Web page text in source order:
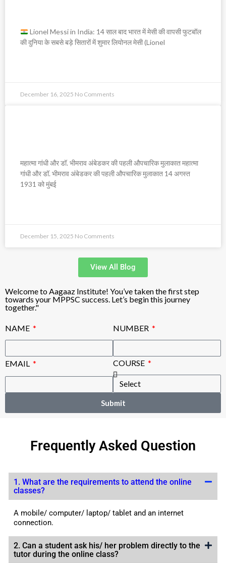
Lionel Messi in India: 14 साल बाद भारत में मेसी की वापसी फुटबॉल
की दुनिया के सबसे बड़े सितारों में शुमार लियोनल मेसी (Lionel
December 16, 2025 No Comments
महात्मा गांधी और डॉ. भीमराव अंबेडकर की पहली औपचारिक मुलाकात महात्मा
गांधी और डॉ. भीमराव अंबेडकर की पहली औपचारिक मुलाकात 14 अगस्त
1931 को मुंबई
December 15, 2025 No Comments
View All Blog
Welcome to Aagaaz Institute! You’ve taken the first step
towards your MPPSC success. Let’s begin this journey
together."
NAME NUMBER
EMAIL COURSE
Submit
Frequently Asked Question
1. What are the requirements to attend the online
classes?
A mobile/ computer/ laptop/ tablet and an internet
connection.
2. Can a student ask his/ her problem directly to the
tutor during the online class?